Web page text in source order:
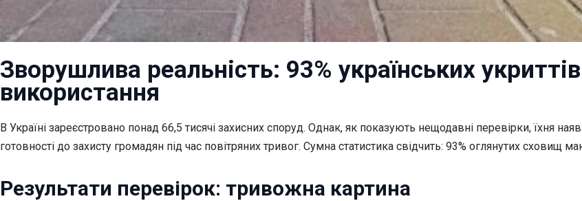
Зворушлива реальність: 93% українських
використання
В Україні зареєстровано понад 66,5 тисячі захисних споруд. Однак, як показують нещодавні перевірки, їхня
готовності до захисту громадян під час повітряних тривог. Сумна статистика свідчить: 93% оглянутих сховищ
Результати перевірок: тривожна картина